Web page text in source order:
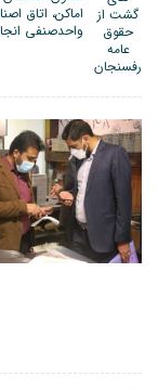
اماکن، اتاق
واحدصنفی